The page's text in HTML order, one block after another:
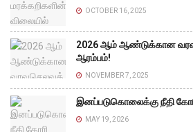
OCTOBER 16, 2025
2026 ஆம் ஆண்டுக்கான
ஆரம்பம்!
NOVEMBER 7, 2025
இனப்படுகொலைக்கு நீதி
MAY 19, 2026